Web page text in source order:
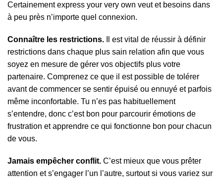
Certainement express your very own veut et besoins dans
à peu près n’importe quel connexion.
Connaître les restrictions.
Il est vital de réussir à définir
restrictions dans chaque plus sain relation afin que vous
soyez en mesure de gérer vos objectifs plus votre
partenaire. Comprenez ce que il est possible de tolérer
avant de commencer se sentir épuisé ou ennuyé et parfois
même inconfortable. Tu n’es pas habituellement
s’entendre, donc c’est bon pour parcourir émotions de
frustration et apprendre ce qui fonctionne bon pour chacun
de vous.
Jamais empêcher conflit. C’est mieux que vous prêter
attention et s’engager l’un l’autre, surtout si vous variez sur